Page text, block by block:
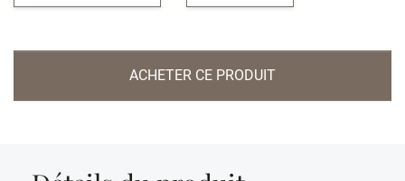
ACHETER CE PRODUIT